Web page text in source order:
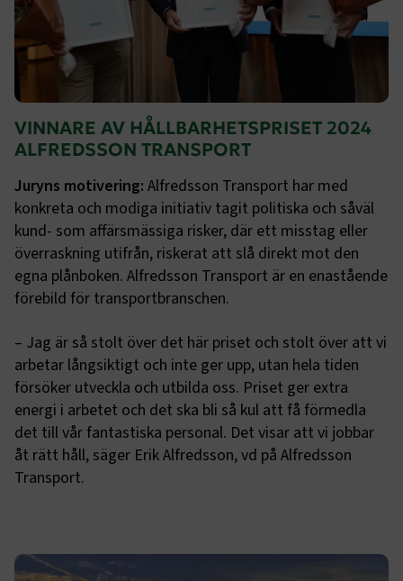
VINNARE AV HÅLLBARHETSPRISET 2024
ALFREDSSON TRANSPORT
Juryns motivering: Alfredsson Transport har med
konkreta och modiga initiativ tagit politiska och såväl
kund- som affärsmässiga risker, där ett misstag eller
överraskning utifrån, riskerat att slå direkt mot den
egna plånboken. Alfredsson Transport är en enastående
förebild för transportbranschen.
– Jag är så stolt över det här priset och stolt över att vi
arbetar långsiktigt och inte ger upp, utan hela tiden
försöker utveckla och utbilda oss. Priset ger extra
energi i arbetet och det ska bli så kul att få förmedla
det till vår fantastiska personal. Det visar att vi jobbar
åt rätt håll, säger Erik Alfredsson, vd på Alfredsson
Transport.